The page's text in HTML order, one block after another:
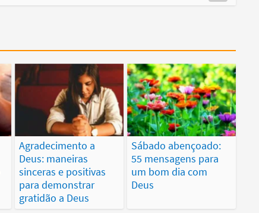
Agradecimento a
Deus: maneiras
sinceras e positivas
para demonstrar
gratidão a Deus
Sábado abençoado:
55 mensagens para
um bom dia com
Deus